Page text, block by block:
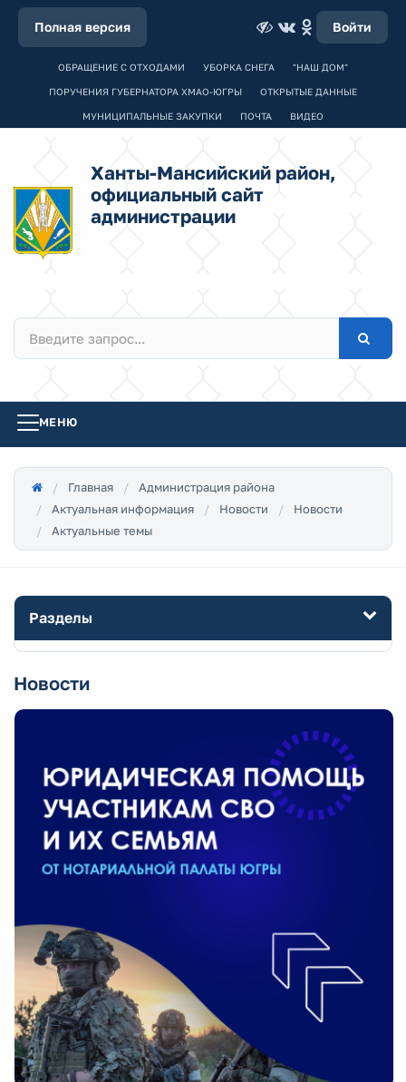
Полная версия Войти
ОБРАЩЕНИЕ С ОТХОДАМИ УБОРКА СНЕГА "НАШ ДОМ"
ПОРУЧЕНИЯ ГУБЕРНАТОРА ХМАО-ЮГРЫ ОТКРЫТЫЕ ДАННЫЕ
МУНИЦИПАЛЬНЫЕ ЗАКУПКИ ПОЧТА ВИДЕО
Ханты-Мансийский район,
официальный сайт
администрации
МЕНЮ
Главная
Администрация района
Актуальная информация
Новости
Новости
Актуальные темы
Разделы
Новости